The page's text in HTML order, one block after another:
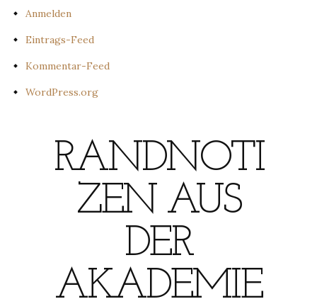
Anmelden
Eintrags-Feed
Kommentar-Feed
WordPress.org
RANDNOTI
ZEN AUS
DER
AKADEMIE